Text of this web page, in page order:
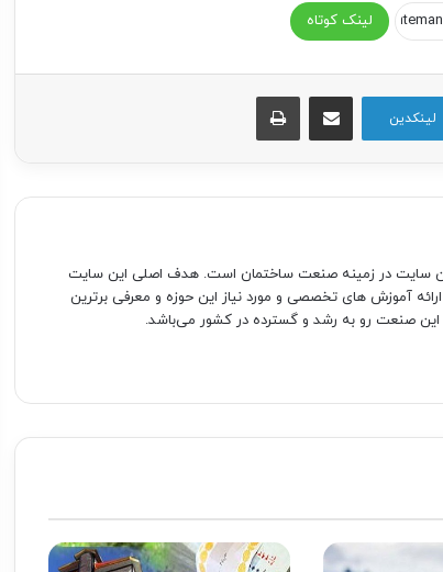
لینک کوتاه
لینکدین
اشتراک گذاری از طریق ایمیل چاپ
سایت در زمینه صنعت ساختمان است. هدف اصلی این سایت
ارائه آموزش های تخصصی و مورد نیاز این حوزه و معرفی برترین
صنعت رو به رشد و گسترده در کشور می‌باشد.